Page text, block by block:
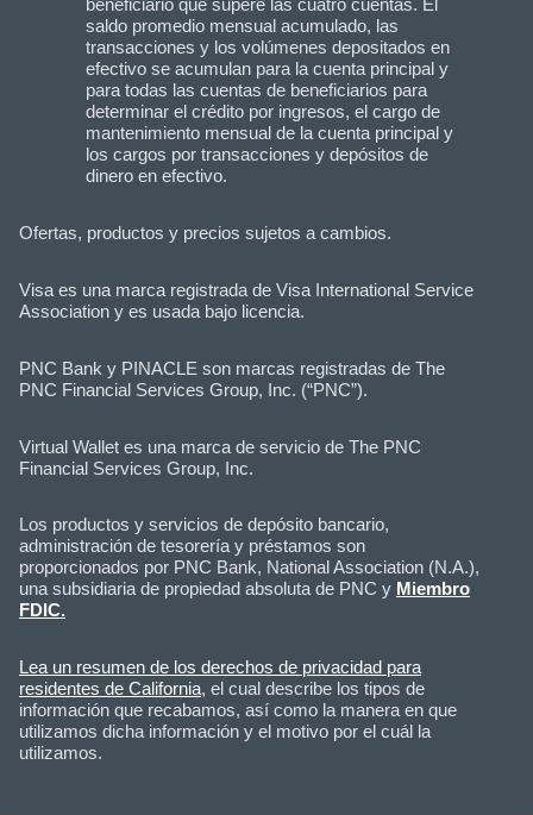
saldo promedio mensual acumulado, las
transacciones y los volúmenes depositados en
efectivo se acumulan para la cuenta principal y
para todas las cuentas de beneficiarios para
determinar el crédito por ingresos, el cargo de
mantenimiento mensual de la cuenta principal y
los cargos por transacciones y depósitos de
dinero en efectivo.
Ofertas, productos y precios sujetos a cambios.
Visa es una marca registrada de Visa International Service
Association y es usada bajo licencia.
PNC Bank y PINACLE son marcas registradas de The
PNC Financial Services Group, Inc. (“PNC”).
Virtual Wallet es una marca de servicio de The PNC
Financial Services Group, Inc.
Los productos y servicios de depósito bancario,
administración de tesorería y préstamos son
proporcionados por PNC Bank, National Association (N.A.),
una subsidiaria de propiedad absoluta de PNC y Miembro
FDIC.
Lea un resumen de los derechos de privacidad para
residentes de California, el cual describe los tipos de
información que recabamos, así como la manera en que
utilizamos dicha información y el motivo por el cuál la
utilizamos.